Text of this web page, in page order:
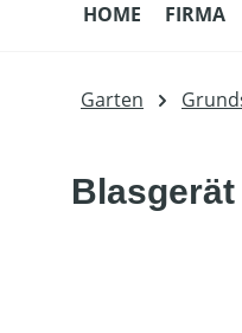
HOME FIRMA
Garten
Blasgerät